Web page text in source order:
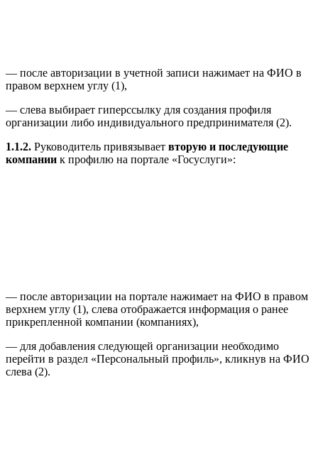
— после авторизации в учетной записи нажимает на ФИО в
правом верхнем углу (1),
— слева выбирает гиперссылку для создания профиля
организации либо индивидуального предпринимателя (2).
1.1.2. Руководитель привязывает вторую и последующие
компании к профилю на портале «Госуслуги»:
— после авторизации на портале нажимает на ФИО в правом
верхнем углу (1), слева отображается информация о ранее
прикрепленной компании (компаниях),
— для добавления следующей организации необходимо
перейти в раздел «Персональный профиль», кликнув на ФИО
слева (2).